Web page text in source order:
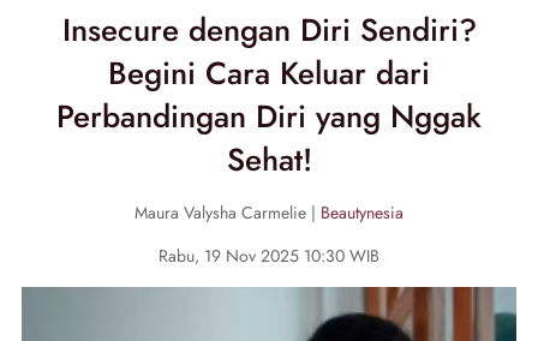
Insecure dengan Diri Sendiri?
Begini Cara Keluar dari
Perbandingan Diri yang Nggak
Sehat!
Maura Valysha Carmelie | Beautynesia
Rabu, 19 Nov 2025 10:30 WIB